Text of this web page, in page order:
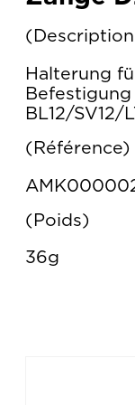
Description
Halterung
Befestigung
BL12/SV12/
Référence
Poids
36g